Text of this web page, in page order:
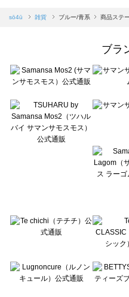
Samansa Mos2 blue（サマンサモスモス
sō4ū（ソウフォーユー）の雑貨一覧
Te chichi（テチチ）の雑貨一覧
Te chichi CLASSIC（テチチ クラシック
Lugnoncure（ルノンキュール）の雑貨
BETTY'S BLUE（べティーズブルー）の
Wpc.（ワールドパーティー）の雑貨一覧
sō4ū 雑貨 ブルー/青系 商品ステ
ブラ